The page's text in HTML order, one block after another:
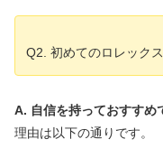
Q2. 初めてのロレック
A. 自信を持っておすすめ
理由は以下の通りです。